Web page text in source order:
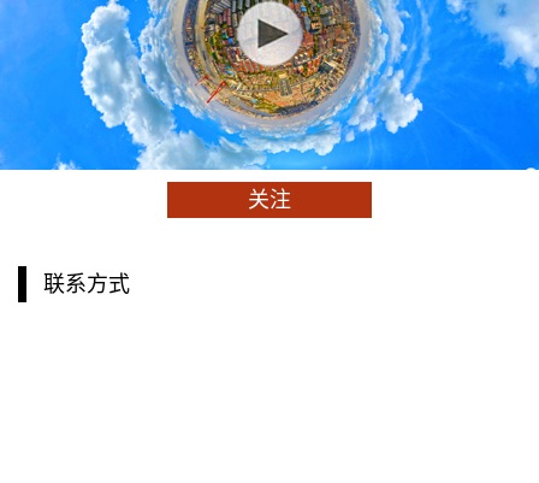
关注
联系方式